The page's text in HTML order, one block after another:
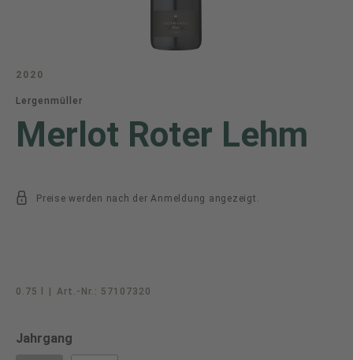
2020
Lergenmüller
Merlot Roter Lehm
Preise werden nach der Anmeldung angezeigt.
0.75 l Art.-Nr.: 57107320
Jahrgang